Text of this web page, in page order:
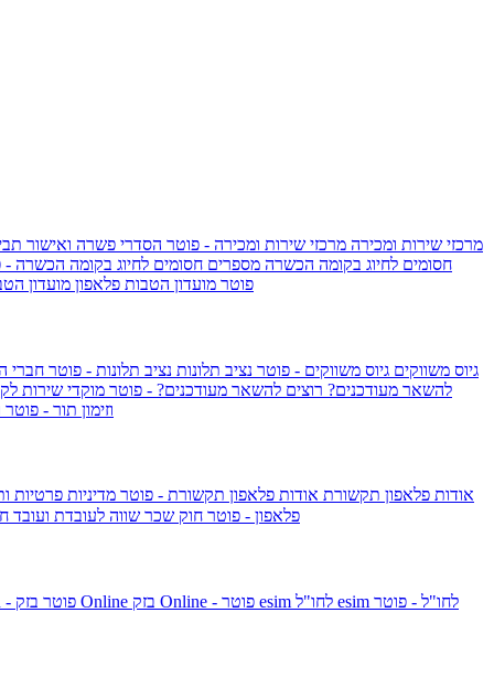
מרכזי שירות ומכירה מרכזי שירות ומכירה - פוטר הסדרי פשרה ואישור
חסומים לחיוג בקומה הכשרה מספרים חסומים לחיוג בקומה הכשרה -
IsraelieSIM by Pelephone - פוטר מועדון הטבות פלאפון מועדון
גיוס משווקים גיוס משווקים - פוטר נציב תלונות נציב תלונות - פוטר חברי
להשאר מעודכנים? רוצים להשאר מעודכנים? - פוטר מוקדי שירות
וזימון תור - פוטר
אודות פלאפון תקשורת אודות פלאפון תקשורת - פוטר מדיניות פרטיות
פלאפון - פוטר חוק שכר שווה לעובדת ועובד
yes+FIBER - פוטר בזק Online
esim לחו"ל - פוטר